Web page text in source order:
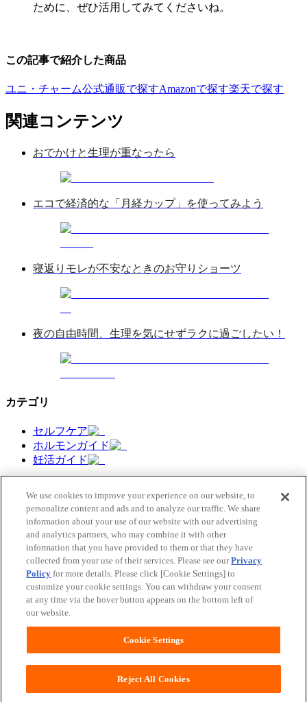
ために、ぜひ活用してみてくださいね。
この記事で紹介した商品
ユニ・チャーム公式通販で探すAmazonで探す楽天で探す
関連コンテンツ
おでかけと生理が重なったら
エコで経済的な「月経カップ」を使ってみよう
寝返りモレが不安なときのお守りショーツ
夜の自由時間、生理を気にせずラクに過ごしたい！
カテゴリ
セルフケア
ホルモンガイド
妊活ガイド
今すぐアプリ無料ダウンロード
ソフィBe（ソフィビー）は、
ホルモンの変化でゆらぎがちな毎日を
自分らしく過ごせるようにサポートします。
ユニ・チャームHOME
ウェブサイト利用規約
公式アカウント コミュニティガイドライン
障がいの表記について
We use cookies to improve your experience on our website, to
personalize content and ads and to analyze our traffic. We share
information about your use of our website with our advertising
and analytics partners, who may combine it with other
information that you have provided to them or that they have
collected from your use of their services. Please see ourPrivacy
Policy for more details. Please click [Cookie Settings] to
customize your cookie settings. You can withdraw your consent
at any time via the hover button appears on the bottom left of
our website.
Cookie Settings
Reject All Cookies